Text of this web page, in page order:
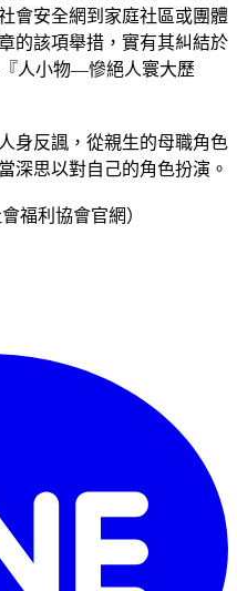
會安全網到家庭社區或團體
的該項舉措，實有其糾結於
人小物—慘絕人寰大歷
身反諷，從親生的母職角色
深思以對自己的角色扮演。
福利協會官網）